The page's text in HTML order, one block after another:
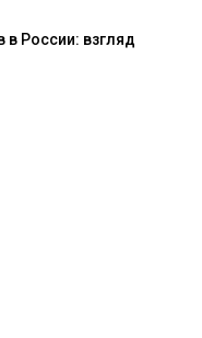
в России: взгляд